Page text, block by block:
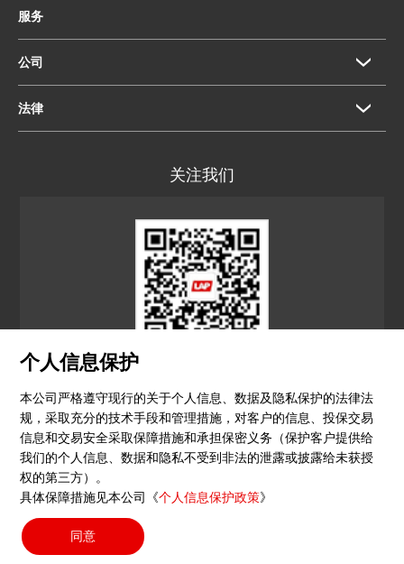
个人信息保护
本公司严格遵守现行的关于个人信息、数据及隐私保护的法律法
规，采取充分的技术手段和管理措施，对客户的信息、投保交易
信息和交易安全采取保障措施和承担保密义务（保护客户提供给
我们的个人信息、数据和隐私不受到非法的泄露或披露给未获授
权的第三方）。
具体保障措施见本公司《个人信息保护政策》
同意
服务
公司
法律
关注我们
© 2026 镭尔谱激光应用技术（上海）有限公司
隐私政策 印记沪ICP备15051604号-4 （沪）-非经营
性-2023-0290
Search